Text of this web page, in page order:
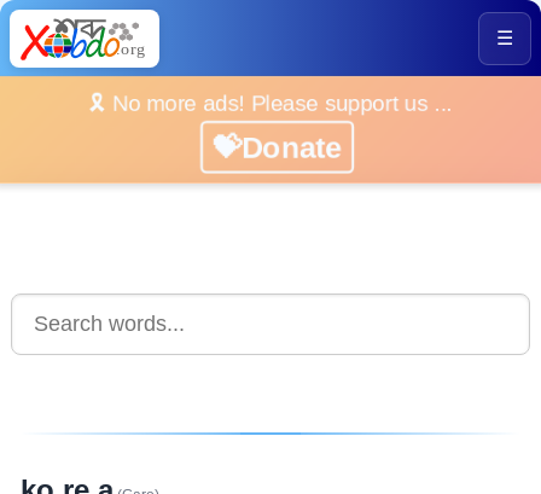
☰
🎗️ No more ads! Please support us ...
💝Donate